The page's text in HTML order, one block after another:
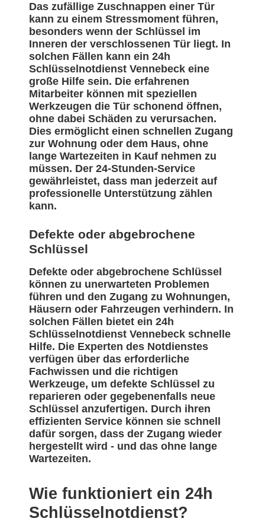
Das zufällige Zuschnappen einer Tür
kann zu einem Stressmoment führen,
besonders wenn der Schlüssel im
Inneren der verschlossenen Tür liegt. In
solchen Fällen kann ein 24h
Schlüsselnotdienst Vennebeck eine
große Hilfe sein. Die erfahrenen
Mitarbeiter können mit speziellen
Werkzeugen die Tür schonend öffnen,
ohne dabei Schäden zu verursachen.
Dies ermöglicht einen schnellen Zugang
zur Wohnung oder dem Haus, ohne
lange Wartezeiten in Kauf nehmen zu
müssen. Der 24-Stunden-Service
gewährleistet, dass man jederzeit auf
professionelle Unterstützung zählen
kann.
Defekte oder abgebrochene
Schlüssel
Defekte oder abgebrochene Schlüssel
können zu unerwarteten Problemen
führen und den Zugang zu Wohnungen,
Häusern oder Fahrzeugen verhindern. In
solchen Fällen bietet ein 24h
Schlüsselnotdienst Vennebeck schnelle
Hilfe. Die Experten des Notdienstes
verfügen über das erforderliche
Fachwissen und die richtigen
Werkzeuge, um defekte Schlüssel zu
reparieren oder gegebenenfalls neue
Schlüssel anzufertigen. Durch ihren
effizienten Service können sie schnell
dafür sorgen, dass der Zugang wieder
hergestellt wird - und das ohne lange
Wartezeiten.
Wie funktioniert ein 24h
Schlüsselnotdienst?